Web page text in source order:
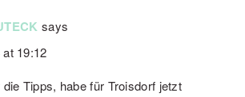
says
19:12
Tipps, habe für Troisdorf jetzt